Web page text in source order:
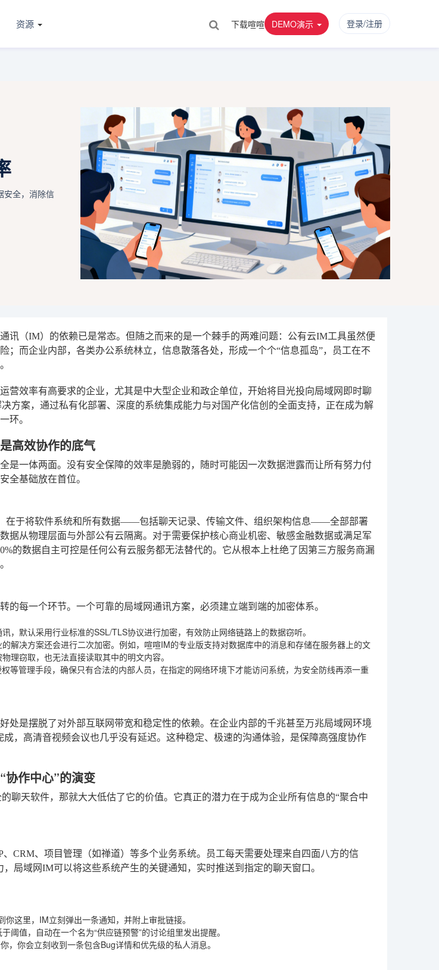
资源 下载喧喧 DEMO演示 登录/注册
安全，消除信
讯（IM）的依赖已是常态。但随之而来的是一个棘手的两难问题：公有云IM工具虽然便
；而企业内部，各类办公系统林立，信息散落各处，形成一个个“信息孤岛”，员工在不
营效率有高要求的企业，尤其是中大型企业和政企单位，开始将目光投向局域网即时聊
方案，通过私有化部署、深度的系统集成能力与对国产化信创的全面支持，正在成为解
环。
高效协作的底气
是一体两面。没有安全保障的效率是脆弱的，随时可能因一次数据泄露而让所有努力付
全基础放在首位。
，在于将软件系统和所有数据——包括聊天记录、传输文件、组织架构信息——全部部署
据从物理层面与外部公有云隔离。对于需要保护核心商业机密、敏感金融数据或满足军
的数据自主可控是任何公有云服务都无法替代的。它从根本上杜绝了因第三方服务商漏
的每一个环节。一个可靠的局域网通讯方案，必须建立端到端的加密体系。
，默认采用行业标准的SSL/TLS协议进行加密，有效防止网络链路上的数据窃听。
解决方案还会进行二次加密。例如，喧喧IM的专业版支持对数据库中的消息和存储在服务器上的文
理窃取，也无法直接读取其中的明文内容。
等管理手段，确保只有合法的内部人员，在指定的网络环境下才能访问系统，为安全防线再添一重
处是摆脱了对外部互联网带宽和稳定性的依赖。在企业内部的千兆甚至万兆局域网环境
，高清音视频会议也几乎没有延迟。这种稳定、极速的沟通体验，是保障高强度协作
协作中心”的演变
聊天软件，那就大大低估了它的价值。它真正的潜力在于成为企业所有信息的“聚合中
CRM、项目管理（如禅道）等多个业务系统。员工每天需要处理来自四面八方的信
，局域网IM可以将这些系统产生的关键通知，实时推送到指定的聊天窗口。
你这里，IM立刻弹出一条通知，并附上审批链接。
阈值，自动在一个名为“供应链预警”的讨论组里发出提醒。
，你会立刻收到一条包含Bug详情和优先级的私人消息。